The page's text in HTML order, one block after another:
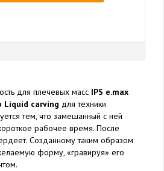
для плечевых масс IPS e.max
Liquid carving для техники
тем, что замешанный с ней
рабочее время. После
Созданному таким образом
форму, «гравируя» его